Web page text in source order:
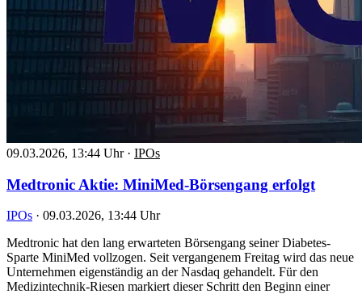
09.03.2026, 13:44 Uhr · IPOs
Medtronic Aktie: MiniMed-Börsengang erfolgt
IPOs · 09.03.2026, 13:44 Uhr
Medtronic hat den lang erwarteten Börsengang seiner Diabetes-
Sparte MiniMed vollzogen. Seit vergangenem Freitag wird das neue
Unternehmen eigenständig an der Nasdaq gehandelt. Für den
Medizintechnik-Riesen markiert dieser Schritt den Beginn einer